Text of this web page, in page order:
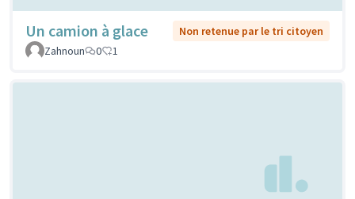
Un camion à glace
Non retenue par le tri citoyen
Zahnoun
0 1